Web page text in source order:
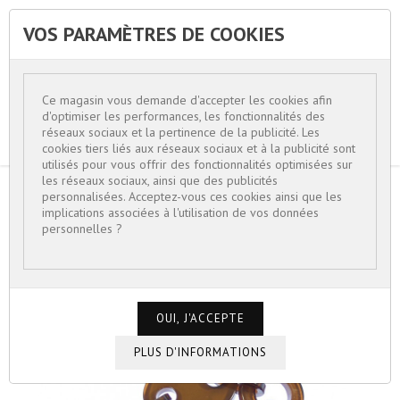
ACCUEIL
BIJOUX FEMME
BRACELETS TENDANCES 2026
VOS PARAMÈTRES DE COOKIES
Ce magasin vous demande d'accepter les cookies afin
d'optimiser les performances, les fonctionnalités des
réseaux sociaux et la pertinence de la publicité. Les
cookies tiers liés aux réseaux sociaux et à la publicité sont
utilisés pour vous offrir des fonctionnalités optimisées sur
les réseaux sociaux, ainsi que des publicités
personnalisées. Acceptez-vous ces cookies ainsi que les
implications associées à l'utilisation de vos données
personnelles ?